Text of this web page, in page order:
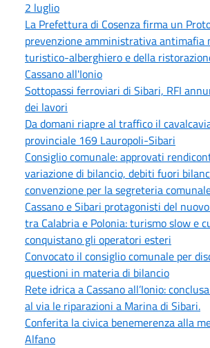
2 luglio
La Prefettura di Cosenza firma un
prevenzione amministrativa antimafia
turistico-alberghiero e della
Cassano all'Ionio
Sottopassi ferroviari di Sibari, RFI
dei lavori
Da domani riapre al traffico il
provinciale 169 Lauropoli-Sibari
Consiglio comunale: approvati
variazione di bilancio, debiti fuori
convenzione per la segreteria
Cassano e Sibari protagonisti del
tra Calabria e Polonia: turismo slow e
conquistano gli operatori esteri
Convocato il consiglio comunale per
questioni in materia di bilancio
Rete idrica a Cassano all’Ionio:
al via le riparazioni a Marina di Sibari.
Conferita la civica benemerenza alla
Alfano